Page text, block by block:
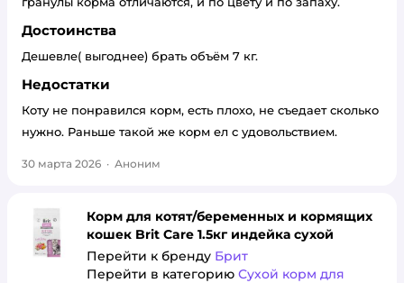
Достоинства
Дешевле( выгоднее) брать объём 7 кг.
Недостатки
Коту не понравился корм, есть плохо, не съедает сколько
нужно. Раньше такой же корм ел с удовольствием.
30 марта 2026 · Аноним
Корм для котят/беременных и кормящих
кошек Brit Care 1.5кг индейка сухой
Перейти к бренду Брит
Перейти в категорию Сухой корм для